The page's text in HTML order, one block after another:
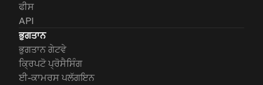
ਫੀਸ
API
ਭੁਗਤਾਨ
ਭੁਗਤਾਨ ਗੇਟਵੇ
ਕ੍ਰਿਪਟੋ ਪ੍ਰੋਸੈਸਿੰਗ
ਈ-ਕਾਮਰਸ ਪਲੱਗਇਨ